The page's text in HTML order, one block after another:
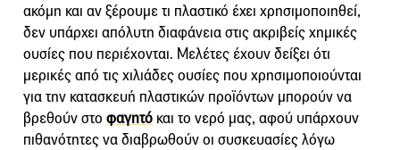
ακόμη και αν ξέρουμε τι πλαστικό έχει χρησιμοποιηθεί,
δεν υπάρχει απόλυτη διαφάνεια στις ακριβείς χημικές
ουσίες που περιέχονται. Μελέτες έχουν δείξει ότι
μερικές από τις χιλιάδες ουσίες που χρησιμοποιούνται
για την κατασκευή πλαστικών προϊόντων μπορούν να
βρεθούν στο φαγητό και το νερό μας, αφού υπάρχουν
πιθανότητες να διαβρωθούν οι συσκευασίες λόγω